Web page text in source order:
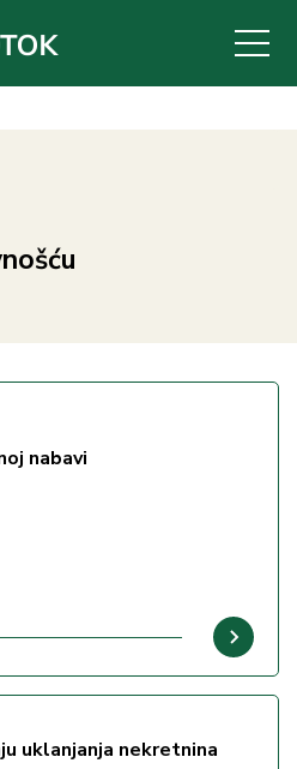
nabavi
uklanjanja nekretnina